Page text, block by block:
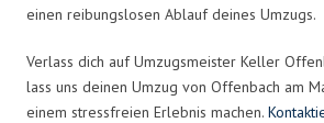
einen reibungslosen Ablauf deines Umzugs.
Verlass dich auf Umzugsmeister Keller
lass uns deinen Umzug von Offenbach am
einem stressfreien Erlebnis machen.